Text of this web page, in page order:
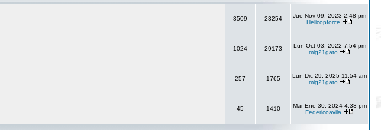
3509 23254
Jue Nov 09, 2023 2:48 pm
Helicopforce
1024 29173
Lun Oct 03, 2022 7:54 pm
mig21gato
257 1765
Lun Dic 29, 2025 11:54 am
mig21gato
45 1410
Mar Ene 30, 2024 4:33 pm
Federicoavila